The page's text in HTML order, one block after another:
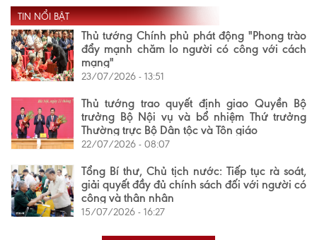
TIN NỔI BẬT
Thủ tướng Chính phủ phát động "Phong trào
đẩy mạnh chăm lo người có công với cách
mạng"
23/07/2026 - 13:51
Thủ tướng trao quyết định giao Quyền Bộ
trưởng Bộ Nội vụ và bổ nhiệm Thứ trưởng
Thường trực Bộ Dân tộc và Tôn giáo
22/07/2026 - 08:07
Tổng Bí thư, Chủ tịch nước: Tiếp tục rà soát,
giải quyết đầy đủ chính sách đối với người có
công và thân nhân
15/07/2026 - 16:27